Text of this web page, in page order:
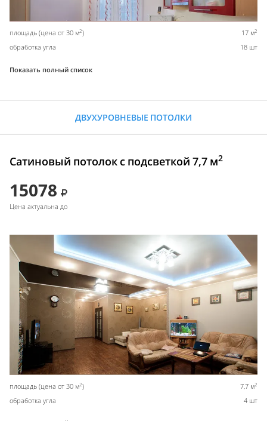
площадь (цена от 30 м2) 17 м2
обработка угла 18 шт
Показать полный список
ДВУХУРОВНЕВЫЕ ПОТОЛКИ
Сатиновый потолок с подсветкой 7,7 м2
15078
Цена актуальна до
площадь (цена от 30 м2) 7,7 м2
обработка угла 4 шт